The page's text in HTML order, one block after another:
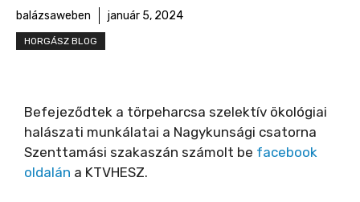
balázsaweben január 5, 2024
HORGÁSZ BLOG
Befejeződtek a törpeharcsa szelektív ökológiai
halászati munkálatai a Nagykunsági csatorna
Szenttamási szakaszán számolt be facebook
oldalán a KTVHESZ.